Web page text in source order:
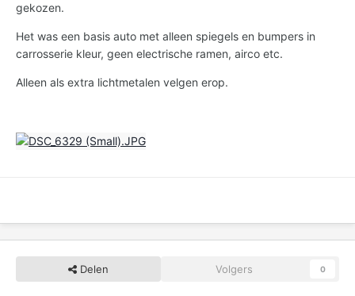
gekozen.
Het was een basis auto met alleen spiegels en bumpers in
carrosserie kleur, geen electrische ramen, airco etc.
Alleen als extra lichtmetalen velgen erop.
Delen Volgers 0